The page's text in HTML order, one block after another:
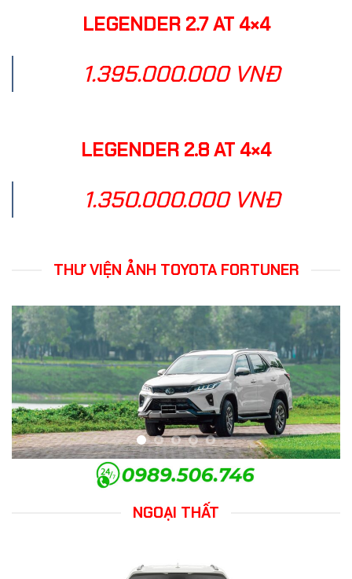
LEGENDER 2.7 AT 4×4
1.395.000.000 VNĐ
LEGENDER 2.8 AT 4×4
1.350.000.000 VNĐ
THƯ VIỆN ẢNH TOYOTA FORTUNER
NGOẠI THẤT